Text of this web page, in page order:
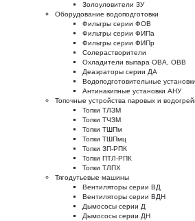
Золоуловители ЗУ
Оборудование водоподготовки
Фильтры серии ФОВ
Фильтры серии ФИПа
Фильтры серии ФИПр
Солерастворители
Охладители выпара ОВА, ОВВ
Деаэраторы серии ДА
Водоподготовительные
Антинакипные установки АНУ
Топочные устройства паровых и
Топки ТЛЗМ
Топки ТЧЗМ
Топки ТШПм
Топки ТШПмц
Топки ЗП-РПК
Топки ПТЛ-РПК
Топки ТЛПХ
Тягодутьевые машины
Вентиляторы серии ВД
Вентиляторы серии ВДН
Дымососы серии Д
Дымососы серии ДН